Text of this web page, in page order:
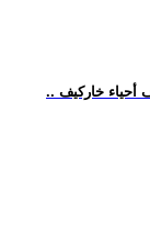
أحياء خاركيف